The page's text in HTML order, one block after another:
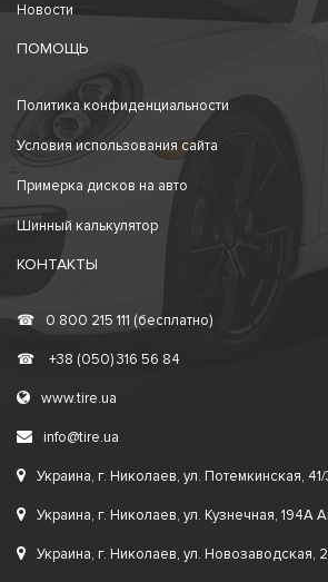
Новости
ПОМОЩЬ
Политика конфиденциальности
Условия использования сайта
Примерка дисков на авто
Шинный калькулятор
КОНТАКТЫ
☎ 0 800 215 111 (бесплатно)
☎ +38 (050) 316 56 84
www.tire.ua
info@tire.ua
Украина, г. Николаев, ул. Потемкинская,
Украина, г. Николаев, ул. Кузнечная, 194А
Украина, г. Николаев, ул. Новозаводская,